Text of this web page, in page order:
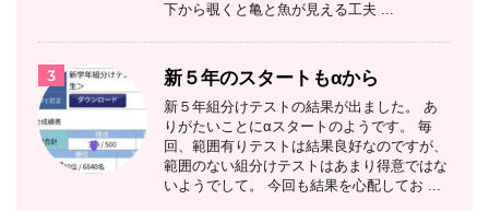
下から覗くと亀と魚が見える工夫 ...
3 新５年のスタートもαから
新５年組分けテストの結果が出ました。 あ
りがたいことにαスタートのようです。 毎
回、範囲有りテストは結果良好なのですが、
範囲のない組分けテストはあまり得意ではな
いようでして。 今回も結果を心配してお ...